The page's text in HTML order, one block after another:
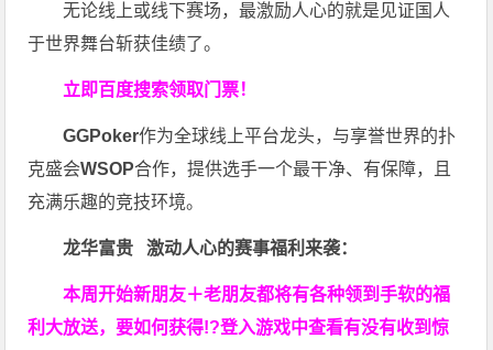
无论线上或线下赛场，最激励人心的就是见证国人
于世界舞台斩获佳绩了。
立即百度搜索领取门票！
GGPoker作为全球线上平台龙头，与享誉世界的扑
克盛会WSOP合作，提供选手一个最干净、有保障，且
充满乐趣的竞技环境。
龙华富贵 激动人心的赛事福利来袭：
本周开始新朋友＋老朋友都将有各种领到手软的福
利大放送，要如何获得!?登入游戏中查看有没有收到惊